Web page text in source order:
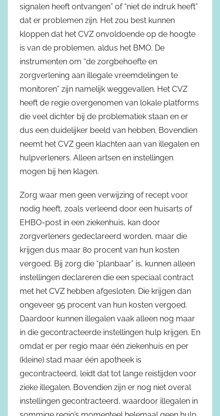
signalen heeft ontvangen” of “niet de indruk heeft”
dat er problemen zijn. Het zou best kunnen
kloppen dat het CVZ onvoldoende op de hoogte
is van de problemen, aldus het BMO. De
instrumenten om “de zorgbehoefte en
zorgverlening aan illegale vreemdelingen te
monitoren” zijn namelijk weggevallen. Het CVZ
heeft de regie overgenomen van lokale platforms
die veel dichter bij de problematiek staan en er
dus een duidelijker beeld van hebben. Bovendien
neemt het CVZ geen klachten aan van illegalen en
hulpverleners. Alleen artsen en instellingen
mogen bij hen klagen.
Zorg waar men geen verwijzing of recept voor
nodig heeft, zoals verleend door een huisarts of
EHBO-post in een ziekenhuis, kan door
zorgverleners gedeclareerd worden, maar die
krijgen dus maar 80 procent van hun kosten
vergoed. Bij zorg die “planbaar” is, kunnen alleen
instellingen declareren die een speciaal contract
met het CVZ hebben afgesloten. Die krijgen dan
ongeveer 95 procent van hun kosten vergoed.
Daardoor kunnen illegalen vaak alleen nog maar
in die gecontracteerde instellingen hulp krijgen. En
omdat er per regio maar één ziekenhuis en per
(kleine) stad maar één apotheek is
gecontracteerd, leidt dat tot lange reistijden voor
zieke illegalen. Bovendien zijn er nog niet overal
instellingen gecontracteerd, waardoor illegalen in